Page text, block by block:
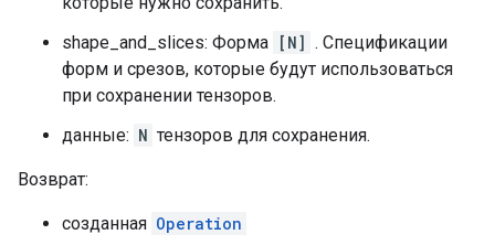
shape_and_slices: Форма [N] . Спецификации
форм и срезов, которые будут использоваться
при сохранении тензоров.
данные: N тензоров для сохранения.
Возврат:
созданная Operation